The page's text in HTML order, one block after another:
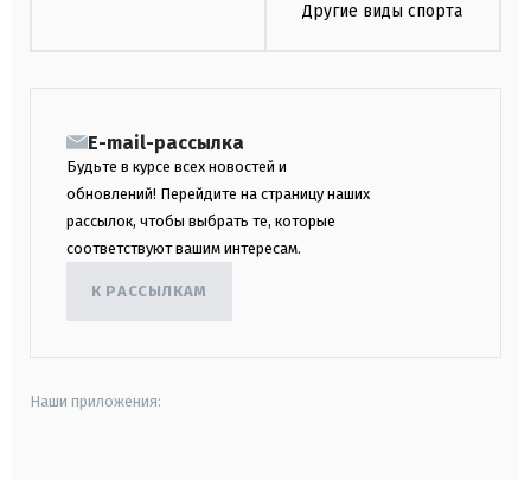
Другие виды спорта
E-mail-рассылка
Будьте в курсе всех новостей и
обновлений! Перейдите на страницу наших
рассылок, чтобы выбрать те, которые
соответствуют вашим интересам.
К РАССЫЛКАМ
Наши приложения: